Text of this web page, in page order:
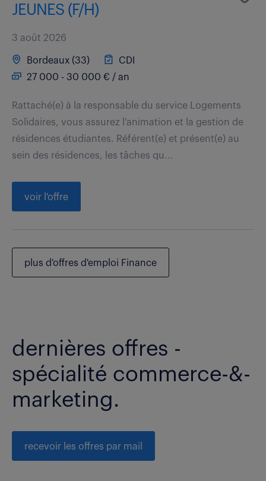
JEUNES (F/H)
3 août 2026
Bordeaux (33)
CDI
27 000 - 30 000 € / an
Rattaché(e) à la responsable du service Logements
Solidaires, vous assurez l'animation et la gestion de
résidences étudiantes. Référent(e) et présent(e) au
sein des résidences, les tâches qu...
voir l'offre
plus d'offres d'emploi Finance
dernières offres -
spécialité commerce-&-
marketing.
recevoir les offres par mail